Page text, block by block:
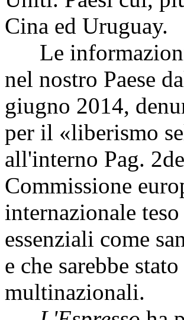
Cina ed Uruguay.
Le informazioni
nel nostro Paese
giugno 2014,
per il «liberismo
all'interno Pag. 2
Commissione
internazionale
essenziali come
e che sarebbe
multinazionali.